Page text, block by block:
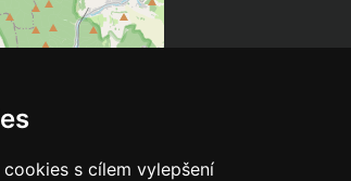
s cílem vylepšení